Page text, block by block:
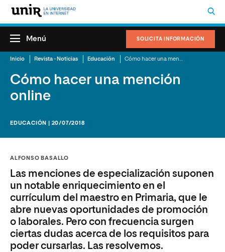
SOLICITA INFORMACIÓN
Menú
Inicio Revista - Noticias Educación
Cómo hacer una mención
online
EDUCACIÓN | 20/07/2018
ALFONSO BASALLO
Las menciones de especialización suponen
un notable enriquecimiento en el
currículum del maestro en Primaria, que le
abre nuevas oportunidades de promoción
o laborales. Pero con frecuencia surgen
ciertas dudas acerca de los requisitos para
poder cursarlas. Las resolvemos.